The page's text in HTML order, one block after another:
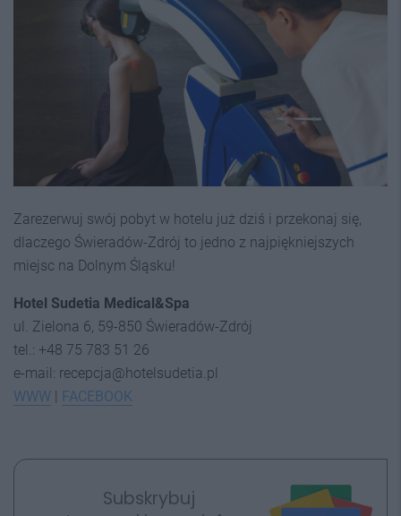
Zarezerwuj swój pobyt w hotelu już dziś i przekonaj się,
dlaczego Świeradów-Zdrój to jedno z najpiękniejszych
miejsc na Dolnym Śląsku!
Hotel Sudetia Medical&Spa
ul. Zielona 6, 59-850 Świeradów-Zdrój
tel.: +48 75 783 51 26
e-mail: recepcja@hotelsudetia.pl
WWW
FACEBOOK
Subskrybuj